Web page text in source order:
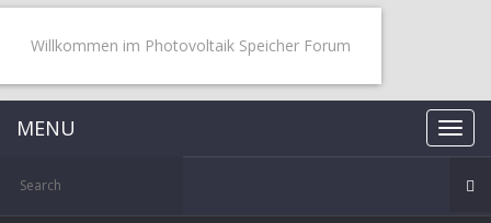
Willkommen im Photovoltaik Speicher Forum
MENU